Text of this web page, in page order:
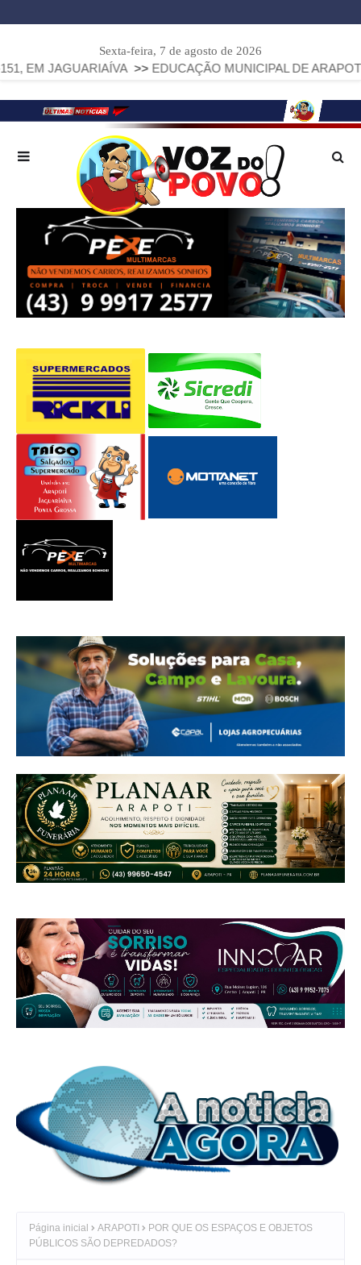
Sexta-feira, 7 de agosto de 2026
>> EDUCAÇÃO MUNICIPAL DE ARAPOTI AVANÇA
Página inicial ARAPOTI
POR QUE OS ESPAÇOS E OBJETOS
PÚBLICOS SÃO DEPREDADOS?